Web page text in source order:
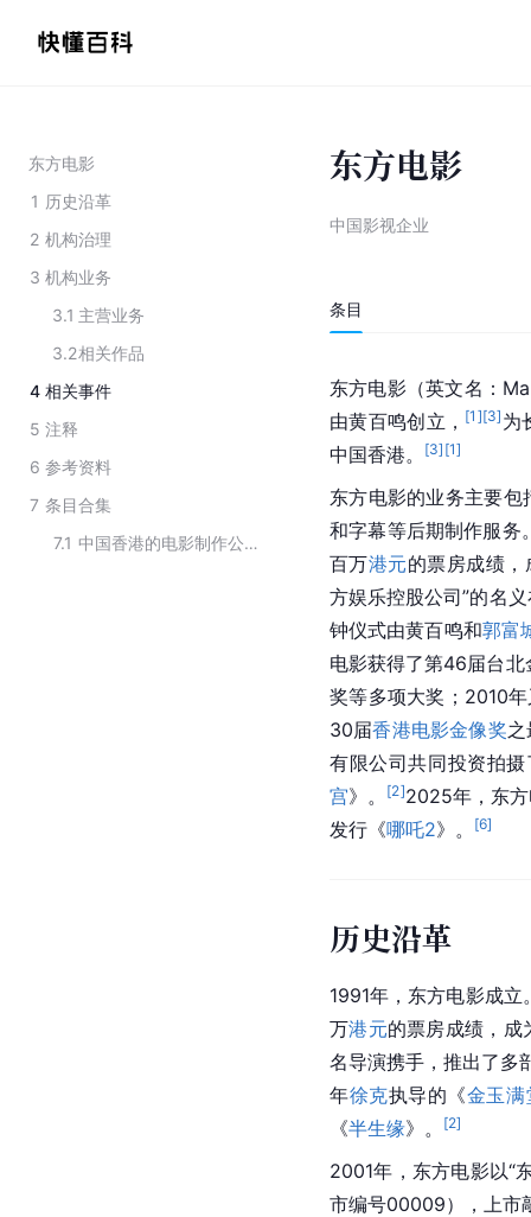
东方电影
1 历史沿革
2 机构治理
3 机构业务
3.1 主营业务
3.2相关作品
4 相关事件
5 注释
6 参考资料
7 条目合集
7.1
中国香港的电影制作公司
东方电影
中国影视企业
条目
东方电影（英文名：
由黄百鸣创立， [1 ][3] 为
中国香港。
[3] [1]
东方电影的业务主要
和字幕等后期制作服务
百万港元的票房成绩
方娱乐控股公司”的名
钟仪式由黄百鸣和郭富
电影获得了第46届台
奖等多项大奖；2010
30届香港电影金像奖
有限公司共同投资拍摄
宫》。 [2]2025年，东
发行《哪吒2》。 [6]
历史沿革
1991年，东方电影成
万港元的票房成绩，成
名导演携手，推出了多
年徐克执导的《金玉满
《半生缘》。 [2]
2001年，东方电影以“
市编号00009），上市